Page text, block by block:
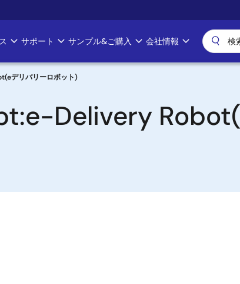
サポート サンプル&ご購入 会社情報
デリバリーロボット)
Delivery